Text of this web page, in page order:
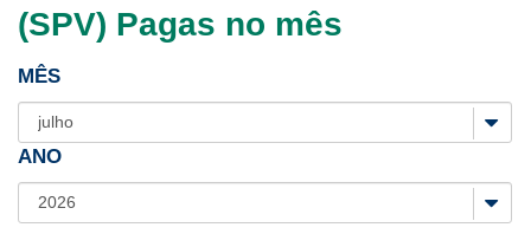
menu
Jurisprudência
Transparência
Legislação
Ouvidoria
Contato
(SPV) Pagas no mês
MÊS
ANO